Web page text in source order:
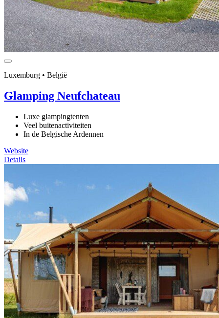
Luxemburg • België
Glamping Neufchateau
Luxe glampingtenten
Veel buitenactiviteiten
In de Belgische Ardennen
Website
Details